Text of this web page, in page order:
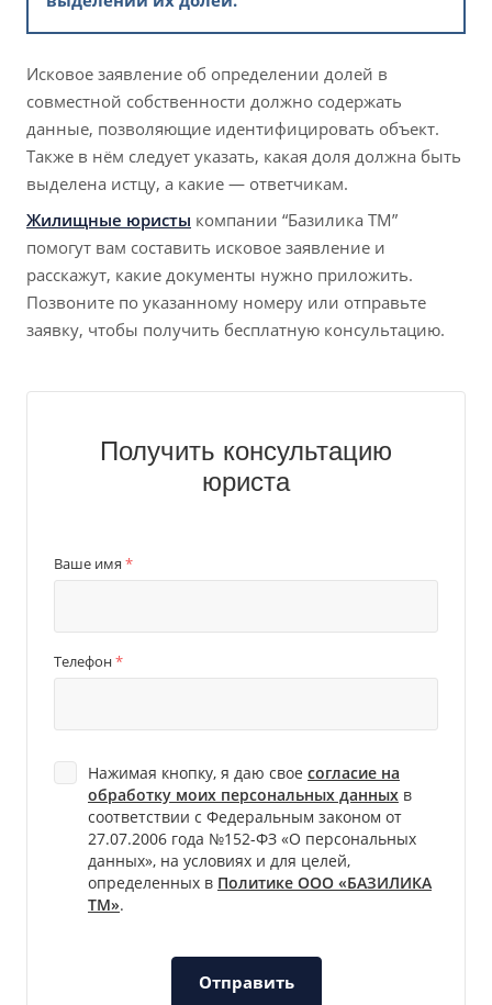
Исковое заявление об определении долей в
совместной собственности должно содержать
данные, позволяющие идентифицировать объект.
Также в нём следует указать, какая доля должна быть
выделена истцу, а какие — ответчикам.
Жилищные юристы компании “Базилика ТМ”
помогут вам составить исковое заявление и
расскажут, какие документы нужно приложить.
Позвоните по указанному номеру или отправьте
заявку, чтобы получить бесплатную консультацию.
Получить консультацию
юриста
Ваше имя *
Телефон*
Нажимая кнопку, я даю свое согласие на
обработку моих персональных данных в
соответствии с Федеральным законом от
27.07.2006 года №152-ФЗ «О персональных
данных», на условиях и для целей,
определенных в Политике ООО «БАЗИЛИКА
ТМ».